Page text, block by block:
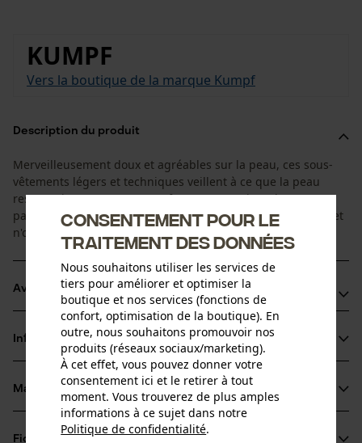
KUMPF
Vers la boutique de la marque Kumpf
Description du produit
Merveilleusement doux et agréables sur la peau, ces sous-
vêtements légers et techniques veillent à ce que la peau
reste toujours au sec. Le confort est garanti par la coupe
parfaite des T-shirts. Ainsi, les coutures côtés sont inutiles et
n'occasionnent ni frottement ni gêne.
Avantages du produit
Pas de coutures latérales, donc pas de pression ni de
frottement
Informations sur le produit
Détails du produit
Type de manche
Matériau & entretien
Fiches techniques
Consentement pour le
traitement des données
Nous souhaitons utiliser les services de
tiers pour améliorer et optimiser la
boutique et nos services (fonctions de
confort, optimisation de la boutique). En
outre, nous souhaitons promouvoir nos
produits (réseaux sociaux/marketing).
À cet effet, vous pouvez donner votre
consentement ici et le retirer à tout
moment. Vous trouverez de plus amples
informations à ce sujet dans notre
Politique de confidentialité.
partager